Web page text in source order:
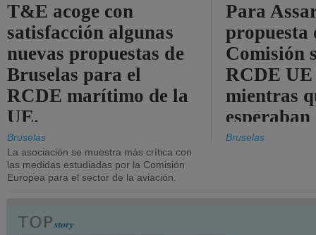
T&E acoge con
satisfacción algunas
nuevas propuestas de
Bruselas para el
RCDE marítimo de la
UE.
Bruselas
La asociación se muestra más crítica con
las medidas estudiadas por la Comisión
Europea para el sector de la aviación.
Para
propuesta
Comisión
RCDE
mientras
más
Bruselas